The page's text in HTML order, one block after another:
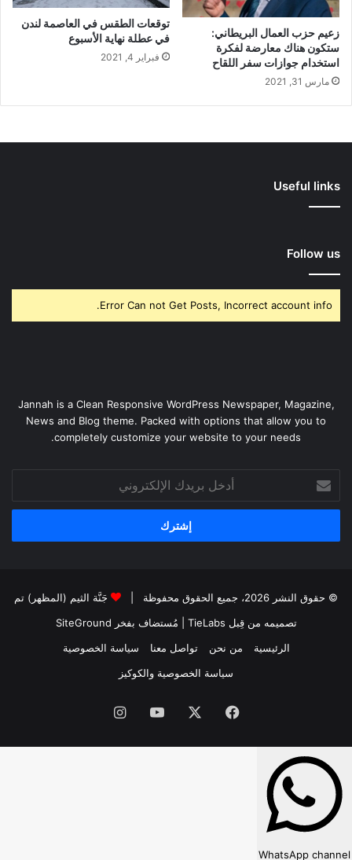
زعيم حزب العمال البريطاني:
ستكون هناك معارضة لفكرة
استخدام جوازات سفر اللقاح
مارس 31, 2021
توقعات الطقس في العاصمة لندن
في عطلة نهاية الأسبوع
فبراير 4, 2021
Useful links
Follow us
Error Can not Get Posts, Incorrect account info.
Jannah is a Clean Responsive WordPress Newspaper, Magazine,
News and Blog theme. Packed with options that allow you to
completely customize your website to your needs.
بريدك
الإلكتروني
© حقوق النشر 2026، جميع الحقوق محفوظة |
جَنَّة الثيم (المظهر) تم
تصميمه من قِبل TieLabs
| مُستضاف بفخر SiteGround
الرئيسية
من نحن تواصل معنا
سياسة الخصوصية
سياسة الخصوصية والكوكيز
فيسبوك ‫YouTubeانستقرام
WhatsApp channel